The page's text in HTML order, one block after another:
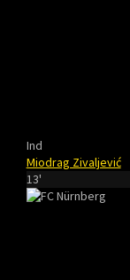
Ind
Miodrag Zivaljević
13'